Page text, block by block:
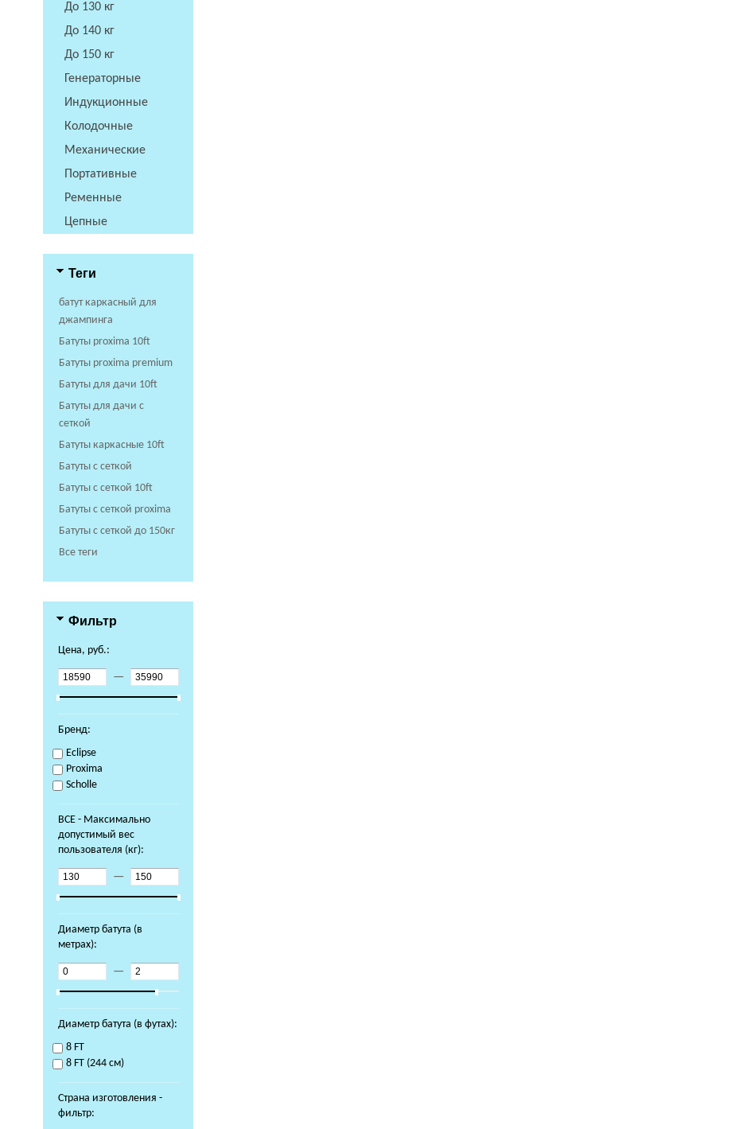
До 130 кг
До 140 кг
До 150 кг
Генераторные
Индукционные
Колодочные
Механические
Портативные
Ременные
Цепные
Теги
батут каркасный для
джампинга
Батуты proxima 10ft
Батуты proxima premium
Батуты для дачи 10ft
Батуты для дачи с
сеткой
Батуты каркасные 10ft
Батуты с сеткой
Батуты с сеткой 10ft
Батуты с сеткой proxima
Батуты с сеткой до 150кг
Все теги
Фильтр
Цена, руб.:
—
Бренд:
Eclipse
Proxima
Scholle
ВСЕ - Максимально
допустимый вес
пользователя (кг):
—
Диаметр батута (в
метрах):
—
Диаметр батута (в футах):
8 FT
8 FT (244 см)
Страна изготовления -
фильтр: